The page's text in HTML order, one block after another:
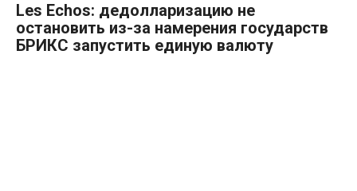
Les Echos: дедолларизацию не
остановить из-за намерения государств
БРИКС запустить единую валюту